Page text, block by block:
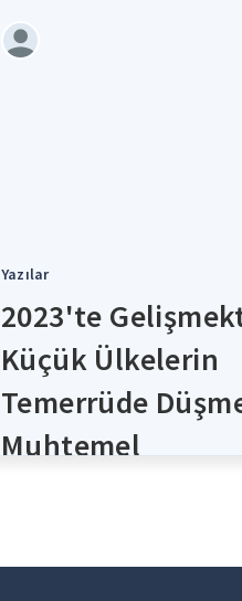
Yazılar
2023'te
Küçük Ülkelerin
Temerrüde
Muhtemel